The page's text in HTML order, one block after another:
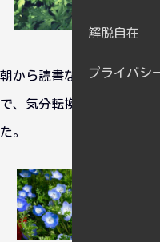
朝から読書などをして過ご
で、気分転換を兼ねて再び
た。
解脱自在
プライバシ